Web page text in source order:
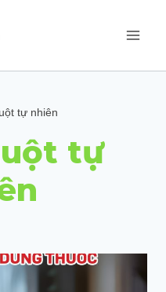
tự nhiên
tự